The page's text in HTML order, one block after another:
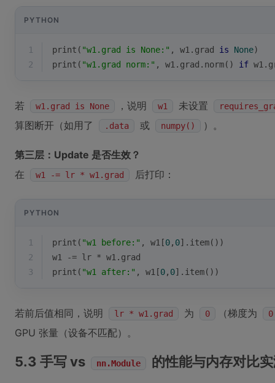
PYTHON
1 print ( "w1.grad is None:" , w1.grad is None)
2
print ( "w1.grad norm:" , w1.grad.norm() if
若 w1.grad is None ，说明 w1 未设置
算图断开（如用了 .data 或 numpy() ）。
第三层：Update 是否生效？
在
w1 -= lr * w1.grad 后打印：
PYTHON
1 print ( "w1 before:" , w1[0, 0].item())
2
w1 -= lr * w1.grad
3
print ( "w1 after:" , w1[0, 0].item())
若前后值相同，说明 lr * w1.grad 为 0 （梯度为 0
GPU 张量（设备不匹配）。
5.3 手写 vs nn.Module 的性能与内存对比